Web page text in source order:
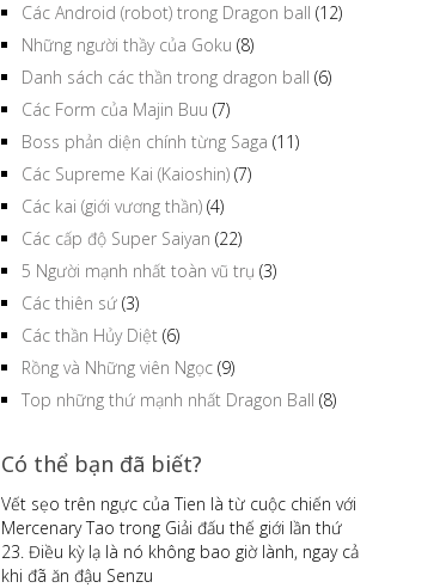
Các Android (robot) trong Dragon ball (12)
Những người thầy của Goku (8)
Danh sách các thần trong dragon ball (6)
Các Form của Majin Buu (7)
Boss phản diện chính từng Saga (11)
Các Supreme Kai (Kaioshin) (7)
Các kai (giới vương thần) (4)
Các cấp độ Super Saiyan (22)
5 Người mạnh nhất toàn vũ trụ (3)
Các thiên sứ (3)
Các thần Hủy Diệt (6)
Rồng và Những viên Ngọc (9)
Top những thứ mạnh nhất Dragon Ball (8)
Có thể bạn đã biết?
Vết sẹo trên ngực của Tien là từ cuộc chiến với
Mercenary Tao trong Giải đấu thế giới lần thứ
23. Điều kỳ lạ là nó không bao giờ lành, ngay cả
khi đã ăn đậu Senzu